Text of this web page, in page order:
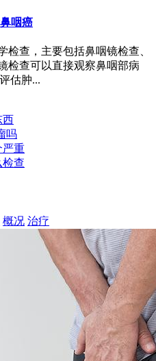
咽癌
检查，主要包括鼻咽镜检查、
检查可以直接观察鼻咽部病
估肿...
西
吗
严重
查
概况 治疗